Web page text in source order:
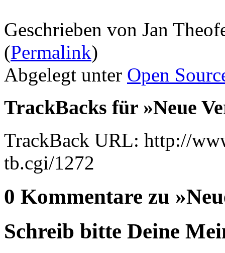
Geschrieben von Jan
(Permalink)
Abgelegt unter Open
TrackBacks für »Neue
TrackBack URL: http://
tb.cgi/1272
0 Kommentare zu
Schreib bitte Deine